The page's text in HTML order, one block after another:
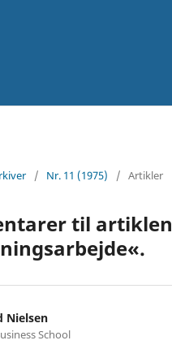
/ Nr. 11 (1975) / Artikler
til
Nielsen
School